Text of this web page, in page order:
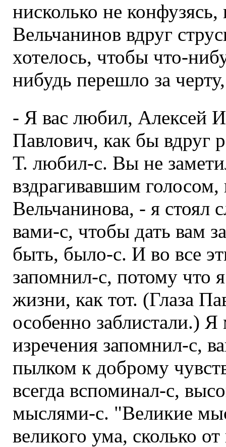
нисколько не конфузясь,
Вельчанинов вдруг
хотелось, чтобы что-
нибудь перешло за
- Я вас любил, Алексей
Павлович, как бы вдруг
Т. любил-с. Вы не
вздрагивавшим
Вельчанинова, - я стоял
вами-с, чтобы дать вам
быть, было-с. И во все
запомнил-с, потому что
жизни, как тот. (Глаза
особенно заблистали.)
изречения запомнил-с,
пылком к доброму
всегда вспоминал-с,
мыслями-с. "Великие
великого ума, сколько